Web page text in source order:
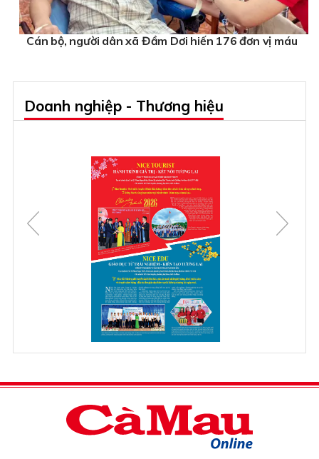
Cán bộ, người dân xã Đầm Dơi hiến 176 đơn vị máu
Doanh nghiệp - Thương hiệu